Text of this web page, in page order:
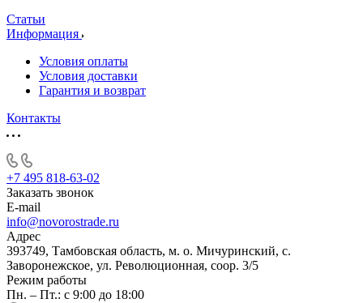
Статьи
Информация
Условия оплаты
Условия доставки
Гарантия и возврат
Контакты
+7 495 818-63-02
Заказать звонок
E-mail
info@novorostrade.ru
Адрес
393749, Тамбовская область, м. о. Мичуринский, с.
Заворонежское, ул. Революционная, соор. 3/5
Режим работы
Пн. – Пт.: с 9:00 до 18:00